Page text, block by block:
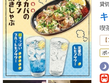
貸
喫
ポ